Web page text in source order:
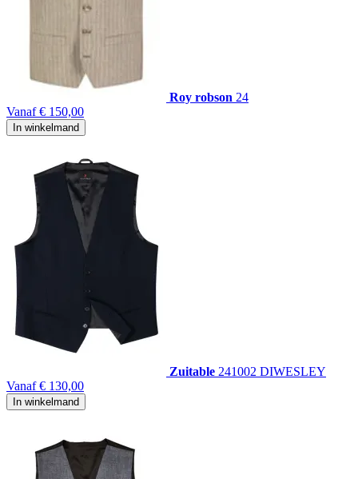
Roy robson 24
Vanaf € 150,00
In winkelmand
Zuitable 241002 DIWESLEY
Vanaf € 130,00
In winkelmand